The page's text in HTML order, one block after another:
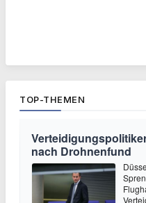
TOP-THEMEN
nach Drohnenfund